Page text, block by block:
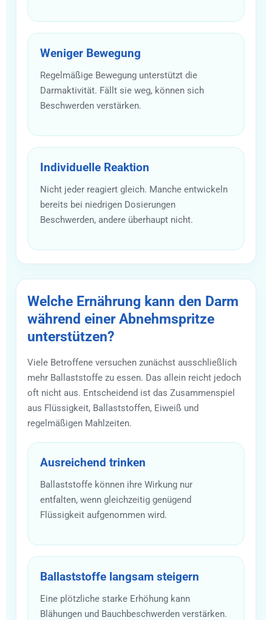
Weniger Bewegung
Regelmäßige Bewegung unterstützt die
Darmaktivität. Fällt sie weg, können sich
Beschwerden verstärken.
Individuelle Reaktion
Nicht jeder reagiert gleich. Manche entwickeln
bereits bei niedrigen Dosierungen
Beschwerden, andere überhaupt nicht.
Welche Ernährung kann den Darm
während einer Abnehmspritze
unterstützen?
Viele Betroffene versuchen zunächst ausschließlich
mehr Ballaststoffe zu essen. Das allein reicht jedoch
oft nicht aus. Entscheidend ist das Zusammenspiel
aus Flüssigkeit, Ballaststoffen, Eiweiß und
regelmäßigen Mahlzeiten.
Ausreichend trinken
Ballaststoffe können ihre Wirkung nur
entfalten, wenn gleichzeitig genügend
Flüssigkeit aufgenommen wird.
Ballaststoffe langsam steigern
Eine plötzliche starke Erhöhung kann
Blähungen und Bauchbeschwerden verstärken.